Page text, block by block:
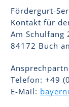
Fördergurt-
Kontakt für
Am Schulfang
84172 Buch
Telefon: +49
E-Mail: